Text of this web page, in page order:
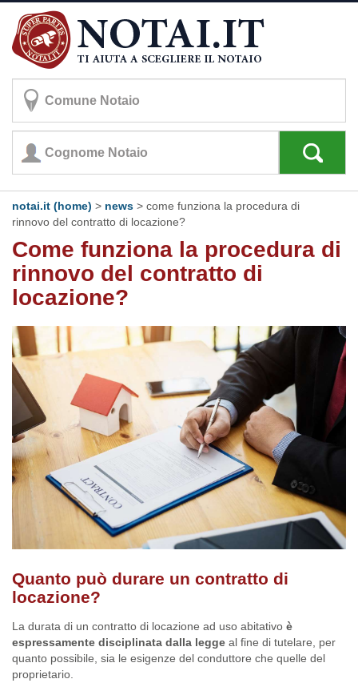
notai.it (home) > news > come funziona la procedura di
rinnovo del contratto di locazione?
Come funziona la procedura di
rinnovo del contratto di
locazione?
Quanto può durare un contratto di
locazione?
La durata di un contratto di locazione ad uso abitativo è
espressamente disciplinata dalla legge al fine di tutelare, per
quanto possibile, sia le esigenze del conduttore che quelle del
proprietario.